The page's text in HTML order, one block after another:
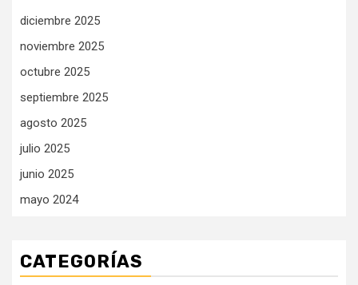
diciembre 2025
noviembre 2025
octubre 2025
septiembre 2025
agosto 2025
julio 2025
junio 2025
mayo 2024
CATEGORÍAS